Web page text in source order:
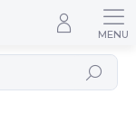
Hledat